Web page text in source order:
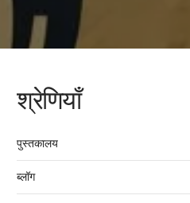
श्रेणियाँ
पुस्तकालय
ब्लॉग